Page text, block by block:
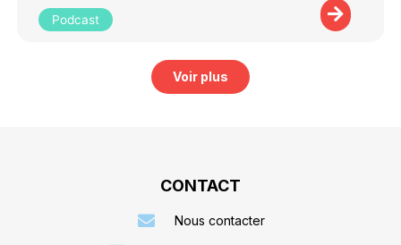
Podcast
Voir plus
CONTACT
Nous contacter